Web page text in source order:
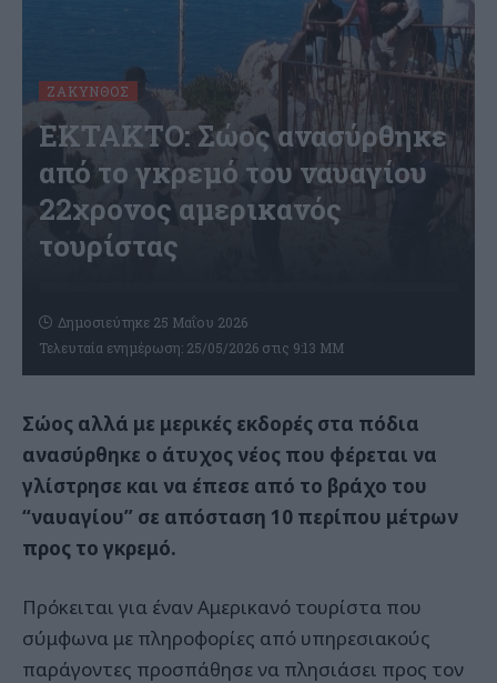
ΖΆΚΥΝΘΟΣ
ΕΚΤΑΚΤΟ: Σώος ανασύρθηκε
από το γκρεμό του ναυαγίου
22χρονος αμερικανός
τουρίστας
Τελευταία ενημέρωση: 25/05/2026 στις 9:13 ΜΜ
Δημοσιεύτηκε 25 Μαΐου 2026
Σώος αλλά με μερικές εκδορές στα πόδια
ανασύρθηκε ο άτυχος νέος που φέρεται να
γλίστρησε και να έπεσε από το βράχο του
“ναυαγίου” σε απόσταση 10 περίπου μέτρων
προς το γκρεμό.
Πρόκειται για έναν Αμερικανό τουρίστα που
σύμφωνα με πληροφορίες από υπηρεσιακούς
παράγοντες προσπάθησε να πλησιάσει προς τον